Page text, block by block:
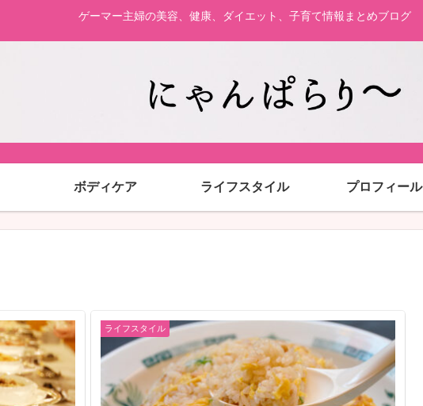
ゲーマー主婦の美容、健康、ダイエット、子育て情報まとめブログ
ボディケア ライフスタイル プロフィール
ライフスタイル